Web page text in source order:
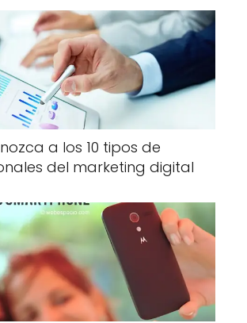
a los 10 tipos de
del marketing digital